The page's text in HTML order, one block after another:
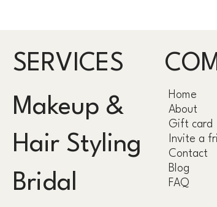
SERVICES
Makeup &
Hair Styling
Bridal
Home
About
Gift card
Invite a
Contact
Blog
FAQ